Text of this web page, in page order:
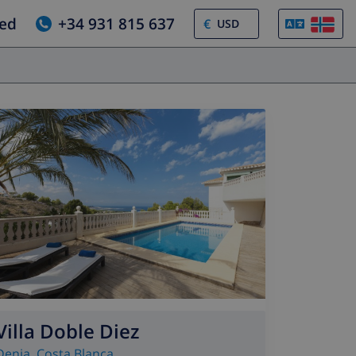
+34 931 815 637 €
Doble Diez